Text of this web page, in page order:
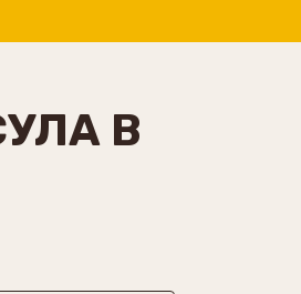
В